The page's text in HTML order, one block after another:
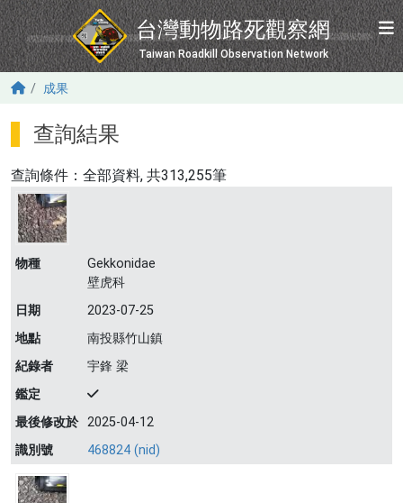
移至主內容
台灣動物路死觀察網
Taiwan Roadkill Observation Network
成果
查詢結果
查詢條件： 全部資料, 共313,255筆
物種
Gekkonidae
壁虎科
日期
2023-07-25
地點
南投縣竹山鎮
紀錄者
宇鋒 梁
鑑定
最後修改於 2025-04-12
識別號
468824 (nid)